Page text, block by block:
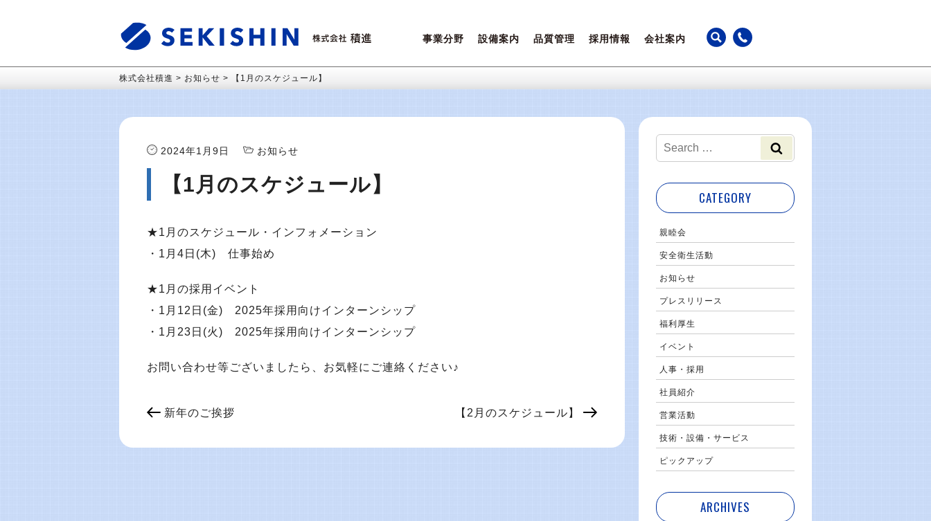
事業分野
営業ポリシー
ご相談内容について
設備案内
設備一覧
品質管理
積進クオリティ
環境保全
採用情報
先輩たちの声
女性活躍
会社案内
アクセス
カレンダー
株式会社積進 > お知らせ > 【1月のスケジュール】
2024年1月9日 お知らせ
【1月のスケジュール】
★1月のスケジュール・インフォメーション
・1月4日(木) 仕事始め
★1月の採用イベント
・1月12日(金) 2025年採用向けインターンシップ
・1月23日(火) 2025年採用向けインターンシップ
お問い合わせ等ございましたら、お気軽にご連絡ください♪
新年のご挨拶 【2月のスケジュール】
CATEGORY
親睦会
安全衛生活動
お知らせ
プレスリリース
福利厚生
イベント
人事・採用
社員紹介
営業活動
技術・設備・サービス
ピックアップ
ARCHIVES